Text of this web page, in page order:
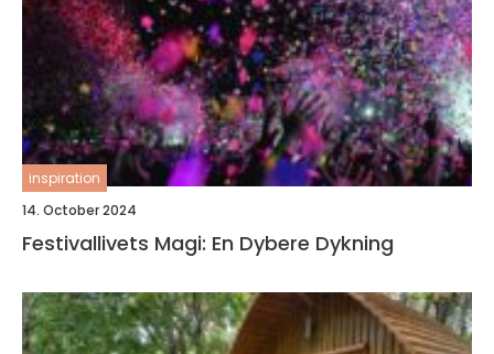
inspiration
14. October 2024
Festivallivets Magi: En Dybere Dykning